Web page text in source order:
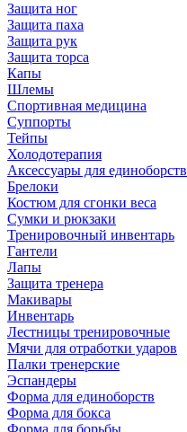
Защита ног
Защита паха
Защита рук
Защита торса
Капы
Шлемы
Спортивная медицина
Суппорты
Тейпы
Холодотерапия
Аксессуары для единоборств
Брелоки
Костюм для сгонки веса
Сумки и рюкзаки
Тренировочный инвентарь
Гантели
Лапы
Защита тренера
Макивары
Инвентарь
Лестницы тренировочные
Мячи для отработки ударов
Палки тренерские
Эспандеры
Форма для единоборств
Форма для бокса
Форма для борьбы